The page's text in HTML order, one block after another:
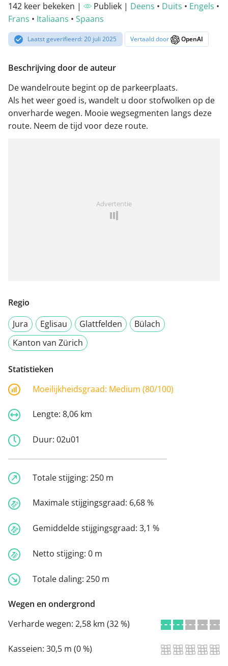
142 keer bekeken | Publiek | Deens • Duits • Engels •
Frans • Italiaans • Spaans
Laatst geverifieerd: 20 juli 2025 Vertaald door OpenAI
Beschrijving door de auteur
De wandelroute begint op de parkeerplaats.
Als het weer goed is, wandelt u door stofwolken op de
onverharde wegen. Mooie wegsegmenten langs deze
route. Neem de tijd voor deze route.
Advertentie
Regio
Jura
Eglisau Glattfelden
Bülach
Kanton van Zürich
Statistieken
Moeilijkheidsgraad: Medium (80/100)
Lengte: 8,06 km
Duur: 02u01
Totale stijging: 250 m
Maximale stijgingsgraad: 6,68 %
Gemiddelde stijgingsgraad: 3,1 %
Netto stijging: 0 m
Totale daling: 250 m
Wegen en ondergrond
Verharde wegen: 2,58 km (32 %)
Kasseien: 30,5 m (0 %)